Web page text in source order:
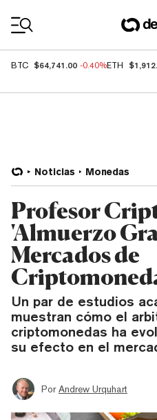
BTC $64,741.00 -0.40%ETH
Noticias Monedas
Profesor
'Almuerzo
Mercados de
Un par de estudios
muestran cómo el
criptomonedas ha
su efecto en el
Por Andrew Urquhart